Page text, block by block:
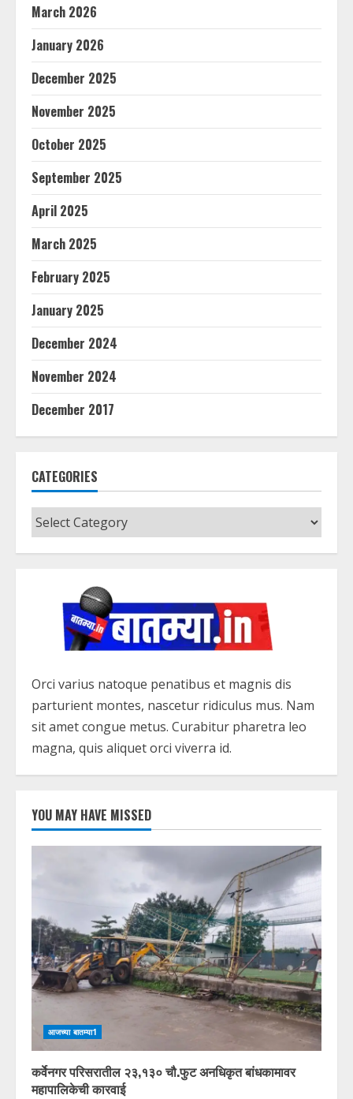
March 2026
January 2026
December 2025
November 2025
October 2025
September 2025
April 2025
March 2025
February 2025
January 2025
December 2024
November 2024
December 2017
CATEGORIES
Categories
Orci varius natoque penatibus et magnis dis
parturient montes, nascetur ridiculus mus. Nam
sit amet congue metus. Curabitur pharetra leo
magna, quis aliquet orci viverra id.
YOU MAY HAVE MISSED
आजच्या बातम्या1
कर्वेनगर परिसरातील २३,१३० चौ.फुट अनधिकृत बांधकामावर
महापालिकेची कारवाई